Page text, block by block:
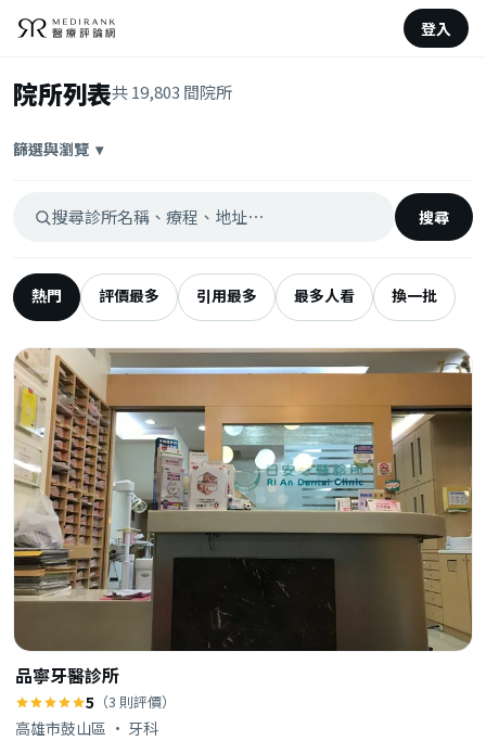
登入
院所列表共 19,803 間院所
篩選與瀏覽 ▾
搜尋
熱門 評價最多 引用最多 最多人看 換一批
品寧牙醫診所
5 （3 則評價）
高雄市鼓山區 · 牙科